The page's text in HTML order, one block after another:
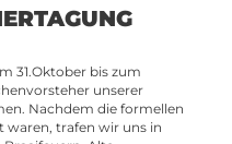
31.Oktober bis zum
unserer
Nachdem die formellen
waren, trafen wir uns in